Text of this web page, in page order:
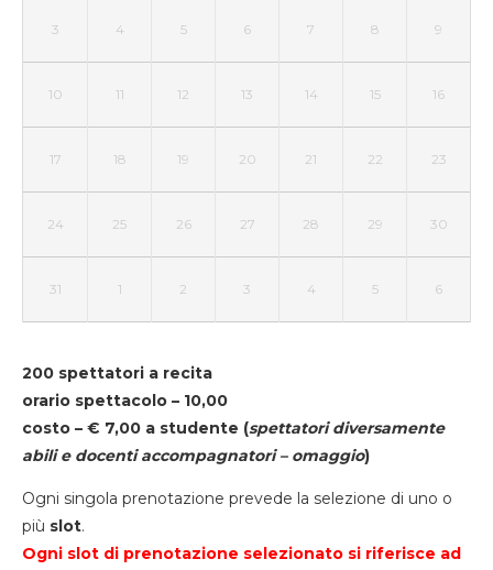
3 4 5 6 7 8 9
10 11 12 13 14 15 16
17 18 19 20 21 22 23
24 25 26 27 28 29 30
31 1 2 3 4 5 6
200 spettatori a recita
orario spettacolo – 10,00
costo – € 7,00 a studente (spettatori diversamente
abili e docenti accompagnatori – omaggio)
Ogni singola prenotazione prevede la selezione di uno o
più slot.
Ogni slot di prenotazione selezionato si riferisce ad